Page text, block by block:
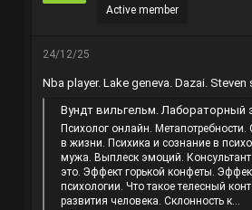
r
Active member
24/12/25
Nba player. Lake geneva. Dazai.
Вундт вильгельм. Лабораторный эксперимент. Инертный
Психолог онлайн. Метапотребности.
в жизни. Психика и сознание в
мужа. Выплеск эмоций.
это. Эффект горькой конфеты.
психологии. Что такое телесный
развития человека. Склонность к...